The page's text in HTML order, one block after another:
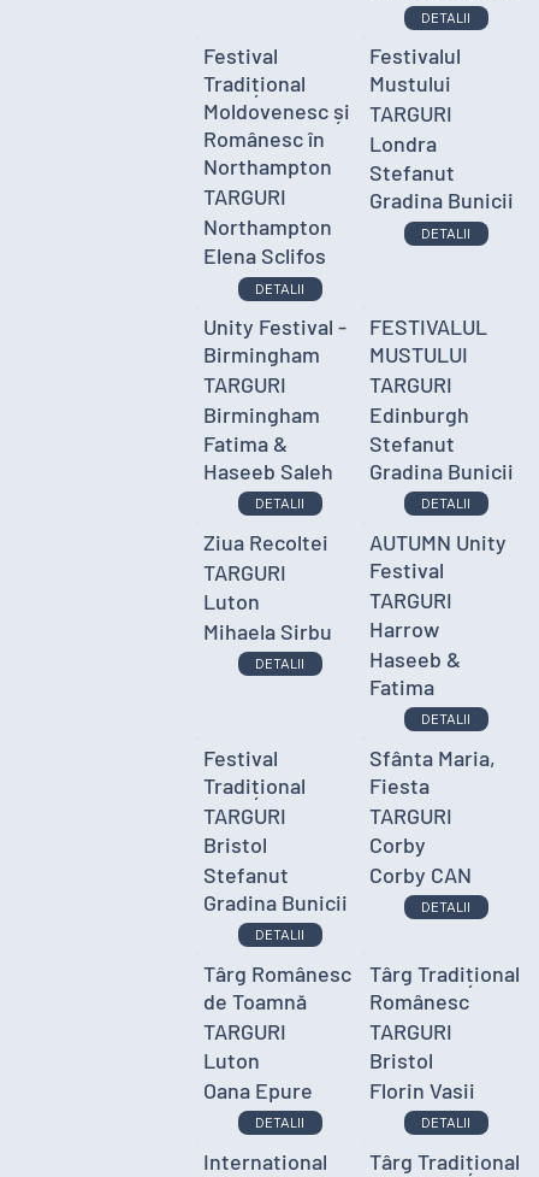
DETALII
Festival
Tradițional
Moldovenesc și
Românesc în
Northampton
TARGURI
Northampton
Elena Sclifos
DETALII
Festivalul
Mustului
TARGURI
Londra
Stefanut
Gradina Bunicii
DETALII
Unity Festival -
Birmingham
TARGURI
Birmingham
Fatima &
Haseeb Saleh
DETALII
FESTIVALUL
MUSTULUI
TARGURI
Edinburgh
Stefanut
Gradina Bunicii
DETALII
Ziua Recoltei
TARGURI
Luton
Mihaela Sirbu
DETALII
AUTUMN Unity
Festival
TARGURI
Harrow
Haseeb &
Fatima
DETALII
Festival
Tradițional
TARGURI
Bristol
Stefanut
Gradina Bunicii
DETALII
Sfânta Maria,
Fiesta
TARGURI
Corby
Corby CAN
DETALII
Târg Românesc
de Toamnă
TARGURI
Luton
Oana Epure
DETALII
Târg Tradițional
Românesc
TARGURI
Bristol
Florin Vasii
DETALII
International
Târg Tradițional